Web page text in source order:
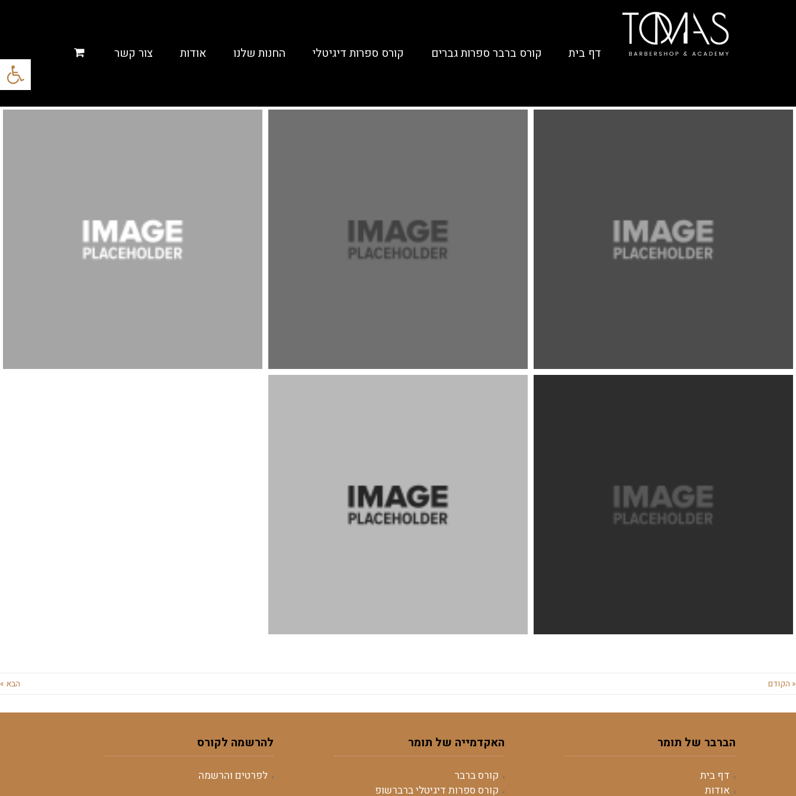
פתח דף בית קורס ברבר ספרות גברים קורס ספרות דיגיטלי החנות שלנו אודות צור קשר
« הקודם הבא »
הברבר של תומר
דף בית
אודות
האקדמייה של תומר
קורס ברבר
קורס ספרות דיגיטלי ברברשופ
להרשמה לקורס
לפרטים והרשמה